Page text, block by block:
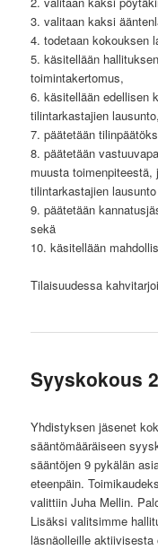
3. valitaan kaksi
4. todetaan kokouksen
5. käsitellään
toimintakertomus,
6. käsitellään edellisen
tilintarkastajien lausunto,
7. päätetään
8. päätetään
muusta
tilintarkastajien
9. päätetään
sekä
10. käsitellään
Tilaisuudessa
Syyskokous
Yhdistyksen jäsenet
sääntömääräiseen
sääntöjen 9 pykälän
eteenpäin.
valittiin Juha Mellin.
Lisäksi valitsimme
läsnäolleille